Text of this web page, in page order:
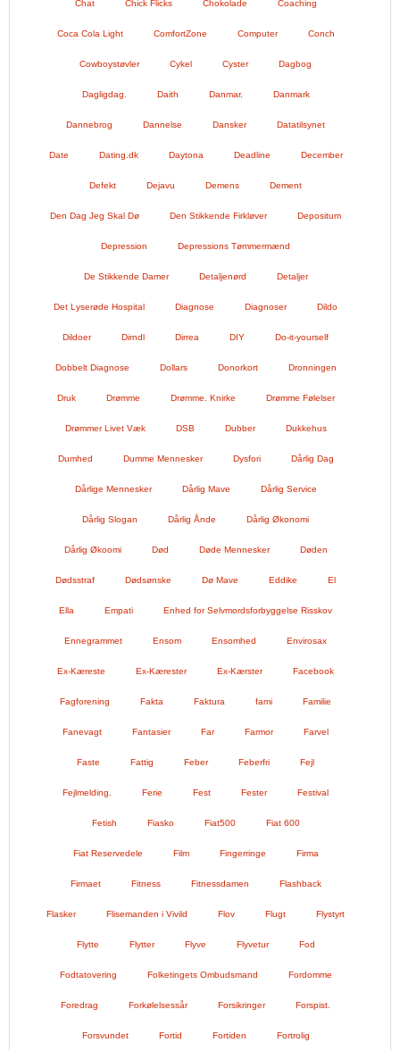
Chat Chick Flicks Chokolade Coaching
Coca Cola Light ComfortZone Computer Conch
Cowboystøvler Cykel Cyster Dagbog
Dagligdag. Daith Danmar. Danmark
Dannebrog Dannelse Dansker Datatilsynet
Date Dating.dk Daytona Deadline December
Defekt Dejavu Demens Dement
Den Dag Jeg Skal Dø Den Stikkende Firkløver Depositum
Depression Depressions Tømmermænd
De Stikkende Damer Detaljenørd Detaljer
Det Lyserøde Hospital Diagnose Diagnoser Dildo
Dildoer Dirndl Dirrea DIY Do-it-yourself
Dobbelt Diagnose Dollars Donorkort Dronningen
Druk Drømme Drømme. Knirke Drømme Følelser
Drømmer Livet Væk DSB Dubber Dukkehus
Dumhed Dumme Mennesker Dysfori Dårlig Dag
Dårlige Mennesker Dårlig Mave Dårlig Service
Dårlig Slogan Dårlig Ånde Dårlig Økonomi
Dårlig Økoomi Død Døde Mennesker Døden
Dødsstraf Dødsønske Dø Mave Eddike El
Ella Empati Enhed for Selvmordsforbyggelse Risskov
Ennegrammet Ensom Ensomhed Envirosax
Ex-Kæreste Ex-Kærester Ex-Kærster Facebook
Fagforening Fakta Faktura fami Familie
Fanevagt Fantasier Far Farmor Farvel
Faste Fattig Feber Feberfri Fejl
Fejlmelding. Ferie Fest Fester Festival
Fetish Fiasko Fiat500 Fiat 600
Fiat Reservedele Film Fingerringe Firma
Firmaet Fitness Fitnessdamen Flashback
Flasker Flisemanden i Vivild Flov Flugt Flystyrt
Flytte Flytter Flyve Flyvetur Fod
Fodtatovering Folketingets Ombudsmand Fordomme
Foredrag Forkølelsessår Forsikringer Forspist.
Forsvundet Fortid Fortiden Fortrolig